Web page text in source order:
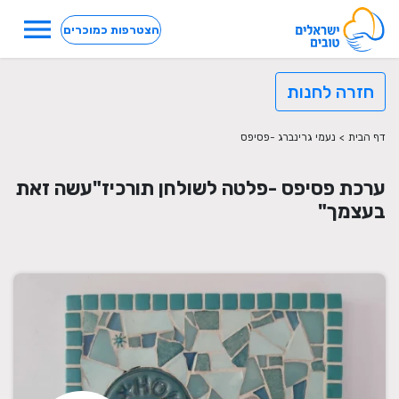
הצטרפות כמוכרים menu
חזרה לחנות
דף הבית > נעמי גרינברג -פסיפס
ערכת פסיפס -פלטה לשולחן תורכיז"עשה זאת
בעצמך"